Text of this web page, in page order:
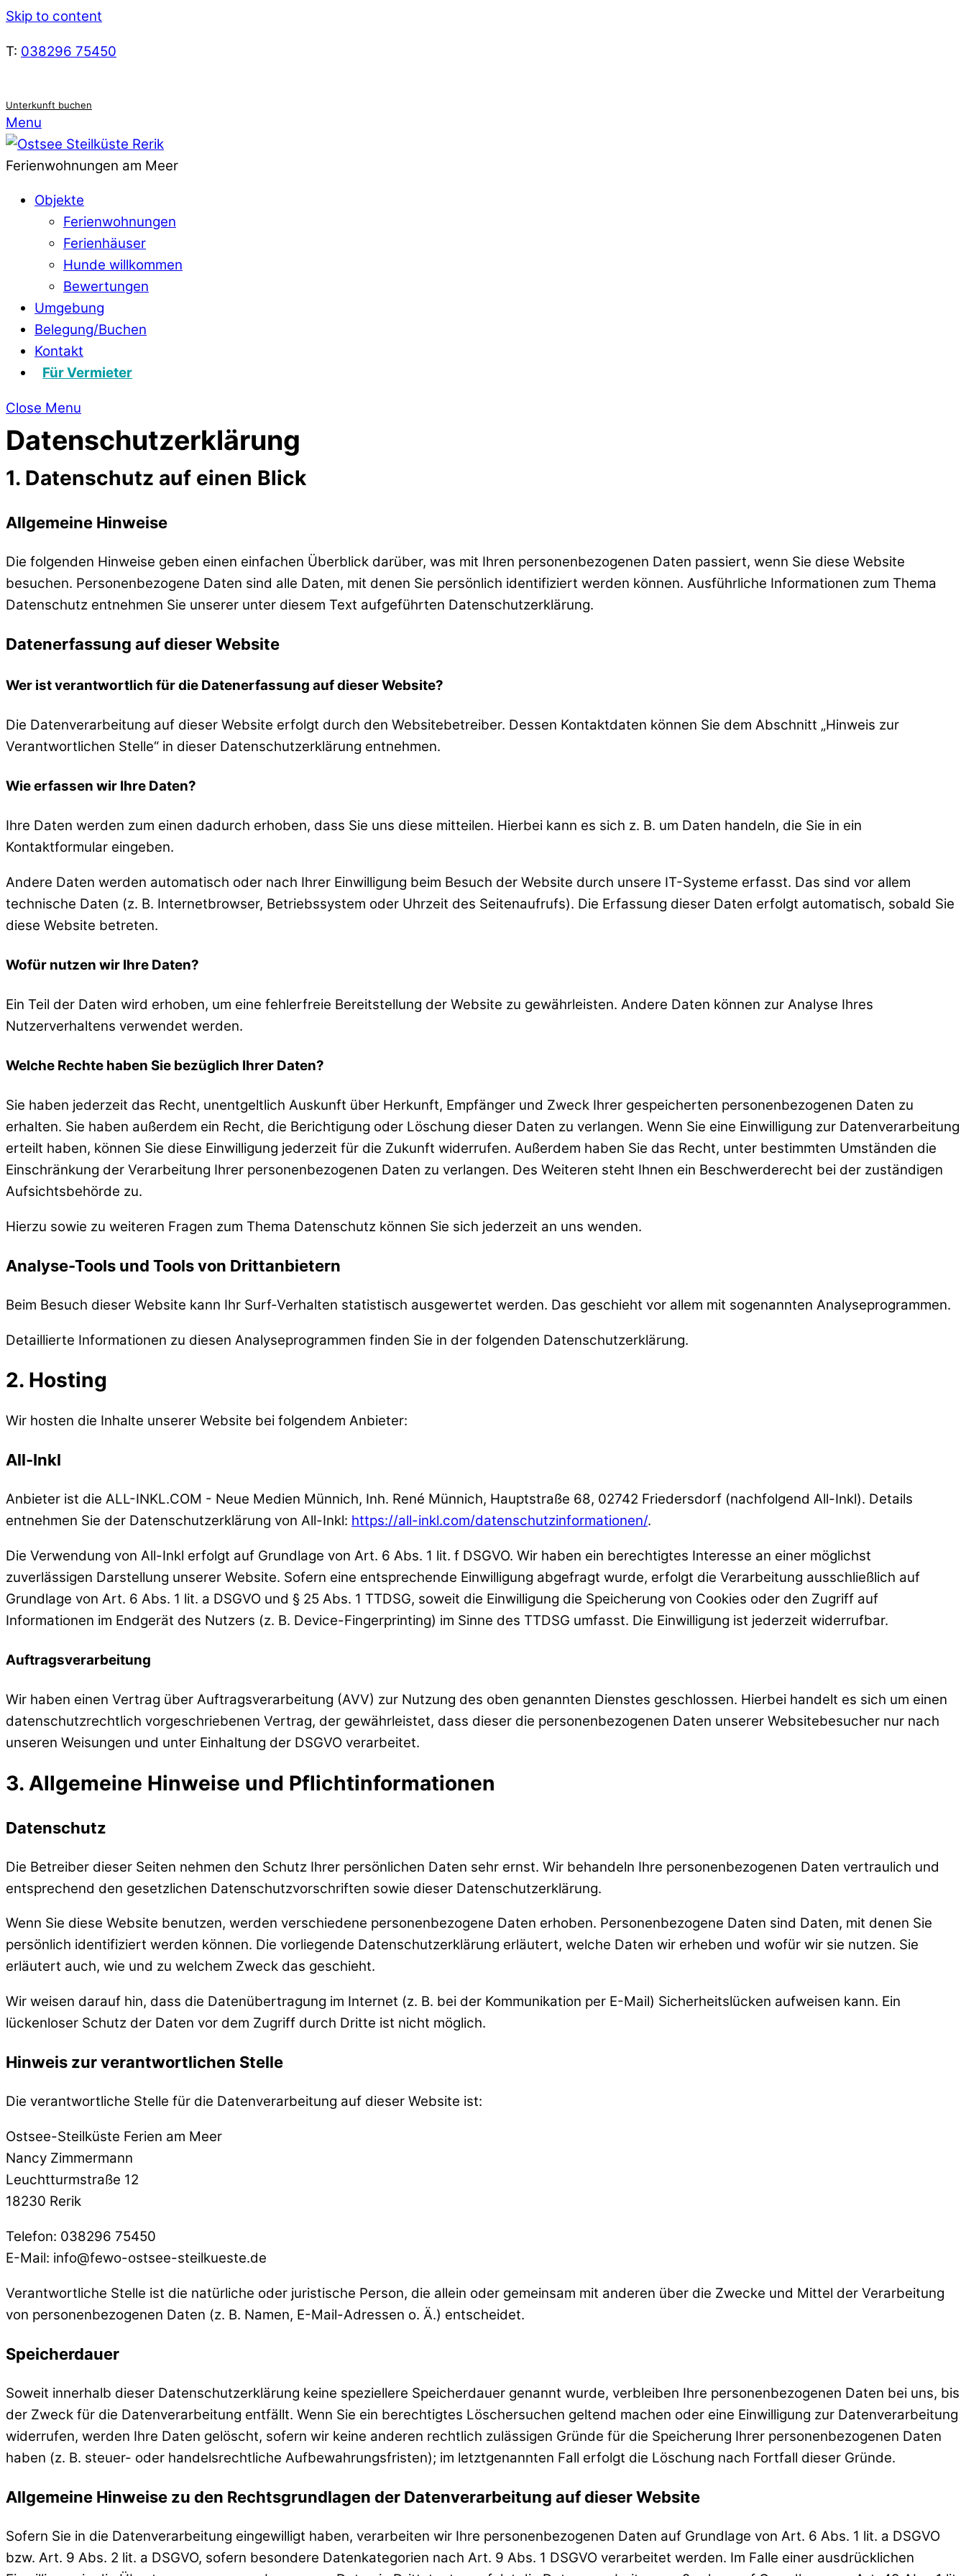
Skip to content
T: 038296 75450
Unterkunft buchen
Menu
Ferienwohnungen am Meer
Objekte
Ferienwohnungen
Ferienhäuser
Hunde willkommen
Bewertungen
Umgebung
Belegung/Buchen
Kontakt
Für Vermieter
Close Menu
Datenschutz­erklärung
1. Datenschutz auf einen Blick
Allgemeine Hinweise
Die folgenden Hinweise geben einen einfachen Überblick darüber, was mit Ihren personenbezogenen Daten passiert, wenn Sie diese Website
besuchen. Personenbezogene Daten sind alle Daten, mit denen Sie persönlich identifiziert werden können. Ausführliche Informationen zum Thema
Datenschutz entnehmen Sie unserer unter diesem Text aufgeführten Datenschutzerklärung.
Datenerfassung auf dieser Website
Wer ist verantwortlich für die Datenerfassung auf dieser Website?
Die Datenverarbeitung auf dieser Website erfolgt durch den Websitebetreiber. Dessen Kontaktdaten können Sie dem Abschnitt „Hinweis zur
Verantwortlichen Stelle“ in dieser Datenschutzerklärung entnehmen.
Wie erfassen wir Ihre Daten?
Ihre Daten werden zum einen dadurch erhoben, dass Sie uns diese mitteilen. Hierbei kann es sich z. B. um Daten handeln, die Sie in ein
Kontaktformular eingeben.
Andere Daten werden automatisch oder nach Ihrer Einwilligung beim Besuch der Website durch unsere IT-Systeme erfasst. Das sind vor allem
technische Daten (z. B. Internetbrowser, Betriebssystem oder Uhrzeit des Seitenaufrufs). Die Erfassung dieser Daten erfolgt automatisch, sobald Sie
diese Website betreten.
Wofür nutzen wir Ihre Daten?
Ein Teil der Daten wird erhoben, um eine fehlerfreie Bereitstellung der Website zu gewährleisten. Andere Daten können zur Analyse Ihres
Nutzerverhaltens verwendet werden.
Welche Rechte haben Sie bezüglich Ihrer Daten?
Sie haben jederzeit das Recht, unentgeltlich Auskunft über Herkunft, Empfänger und Zweck Ihrer gespeicherten personenbezogenen Daten zu
erhalten. Sie haben außerdem ein Recht, die Berichtigung oder Löschung dieser Daten zu verlangen. Wenn Sie eine Einwilligung zur Datenverarbeitung
erteilt haben, können Sie diese Einwilligung jederzeit für die Zukunft widerrufen. Außerdem haben Sie das Recht, unter bestimmten Umständen die
Einschränkung der Verarbeitung Ihrer personenbezogenen Daten zu verlangen. Des Weiteren steht Ihnen ein Beschwerderecht bei der zuständigen
Aufsichtsbehörde zu.
Hierzu sowie zu weiteren Fragen zum Thema Datenschutz können Sie sich jederzeit an uns wenden.
Analyse-Tools und Tools von Dritt­anbietern
Beim Besuch dieser Website kann Ihr Surf-Verhalten statistisch ausgewertet werden. Das geschieht vor allem mit sogenannten Analyseprogrammen.
Detaillierte Informationen zu diesen Analyseprogrammen finden Sie in der folgenden Datenschutzerklärung.
2. Hosting
Wir hosten die Inhalte unserer Website bei folgendem Anbieter:
All-Inkl
Anbieter ist die ALL-INKL.COM - Neue Medien Münnich, Inh. René Münnich, Hauptstraße 68, 02742 Friedersdorf (nachfolgend All-Inkl). Details
entnehmen Sie der Datenschutzerklärung von All-Inkl: https://all-inkl.com/datenschutzinformationen/.
Die Verwendung von All-Inkl erfolgt auf Grundlage von Art. 6 Abs. 1 lit. f DSGVO. Wir haben ein berechtigtes Interesse an einer möglichst
zuverlässigen Darstellung unserer Website. Sofern eine entsprechende Einwilligung abgefragt wurde, erfolgt die Verarbeitung ausschließlich auf
Grundlage von Art. 6 Abs. 1 lit. a DSGVO und § 25 Abs. 1 TTDSG, soweit die Einwilligung die Speicherung von Cookies oder den Zugriff auf
Informationen im Endgerät des Nutzers (z. B. Device-Fingerprinting) im Sinne des TTDSG umfasst. Die Einwilligung ist jederzeit widerrufbar.
Auftragsverarbeitung
Wir haben einen Vertrag über Auftragsverarbeitung (AVV) zur Nutzung des oben genannten Dienstes geschlossen. Hierbei handelt es sich um einen
datenschutzrechtlich vorgeschriebenen Vertrag, der gewährleistet, dass dieser die personenbezogenen Daten unserer Websitebesucher nur nach
unseren Weisungen und unter Einhaltung der DSGVO verarbeitet.
3. Allgemeine Hinweise und Pflicht­informationen
Datenschutz
Die Betreiber dieser Seiten nehmen den Schutz Ihrer persönlichen Daten sehr ernst. Wir behandeln Ihre personenbezogenen Daten vertraulich und
entsprechend den gesetzlichen Datenschutzvorschriften sowie dieser Datenschutzerklärung.
Wenn Sie diese Website benutzen, werden verschiedene personenbezogene Daten erhoben. Personenbezogene Daten sind Daten, mit denen Sie
persönlich identifiziert werden können. Die vorliegende Datenschutzerklärung erläutert, welche Daten wir erheben und wofür wir sie nutzen. Sie
erläutert auch, wie und zu welchem Zweck das geschieht.
Wir weisen darauf hin, dass die Datenübertragung im Internet (z. B. bei der Kommunikation per E-Mail) Sicherheitslücken aufweisen kann. Ein
lückenloser Schutz der Daten vor dem Zugriff durch Dritte ist nicht möglich.
Hinweis zur verantwortlichen Stelle
Die verantwortliche Stelle für die Datenverarbeitung auf dieser Website ist:
Ostsee-Steilküste Ferien am Meer
Nancy Zimmermann
Leuchtturmstraße 12
18230 Rerik
Telefon: 038296 75450
E-Mail: info@fewo-ostsee-steilkueste.de
Verantwortliche Stelle ist die natürliche oder juristische Person, die allein oder gemeinsam mit anderen über die Zwecke und Mittel der Verarbeitung
von personenbezogenen Daten (z. B. Namen, E-Mail-Adressen o. Ä.) entscheidet.
Speicherdauer
Soweit innerhalb dieser Datenschutzerklärung keine speziellere Speicherdauer genannt wurde, verbleiben Ihre personenbezogenen Daten bei uns, bis
der Zweck für die Datenverarbeitung entfällt. Wenn Sie ein berechtigtes Löschersuchen geltend machen oder eine Einwilligung zur Datenverarbeitung
widerrufen, werden Ihre Daten gelöscht, sofern wir keine anderen rechtlich zulässigen Gründe für die Speicherung Ihrer personenbezogenen Daten
haben (z. B. steuer- oder handelsrechtliche Aufbewahrungsfristen); im letztgenannten Fall erfolgt die Löschung nach Fortfall dieser Gründe.
Allgemeine Hinweise zu den Rechtsgrundlagen der Datenverarbeitung auf dieser Website
Sofern Sie in die Datenverarbeitung eingewilligt haben, verarbeiten wir Ihre personenbezogenen Daten auf Grundlage von Art. 6 Abs. 1 lit. a DSGVO
bzw. Art. 9 Abs. 2 lit. a DSGVO, sofern besondere Datenkategorien nach Art. 9 Abs. 1 DSGVO verarbeitet werden. Im Falle einer ausdrücklichen